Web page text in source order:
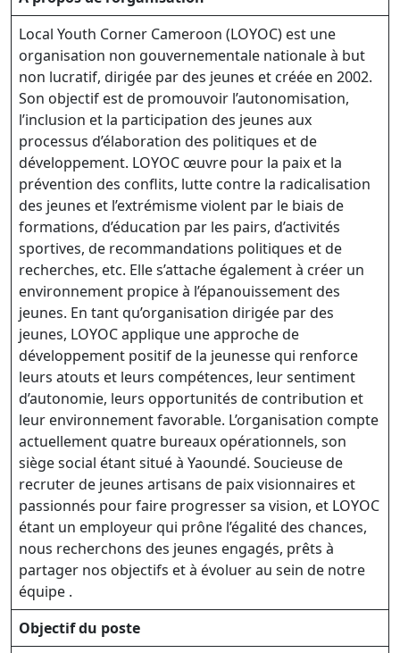
Local Youth Corner Cameroon (LOYOC) est une
organisation non gouvernementale nationale à but
non lucratif, dirigée par des jeunes et créée en 2002.
Son objectif est de promouvoir l’autonomisation,
l’inclusion et la participation des jeunes aux
processus d’élaboration des politiques et de
développement. LOYOC œuvre pour la paix et la
prévention des conflits, lutte contre la radicalisation
des jeunes et l’extrémisme violent par le biais de
formations, d’éducation par les pairs, d’activités
sportives, de recommandations politiques et de
recherches, etc. Elle s’attache également à créer un
environnement propice à l’épanouissement des
jeunes. En tant qu’organisation dirigée par des
jeunes, LOYOC applique une approche de
développement positif de la jeunesse qui renforce
leurs atouts et leurs compétences, leur sentiment
d’autonomie, leurs opportunités de contribution et
leur environnement favorable. L’organisation compte
actuellement quatre bureaux opérationnels, son
siège social étant situé à Yaoundé. Soucieuse de
recruter de jeunes artisans de paix visionnaires et
passionnés pour faire progresser sa vision, et LOYOC
étant un employeur qui prône l’égalité des chances,
nous recherchons des jeunes engagés, prêts à
partager nos objectifs et à évoluer au sein de notre
équipe .
Objectif du poste